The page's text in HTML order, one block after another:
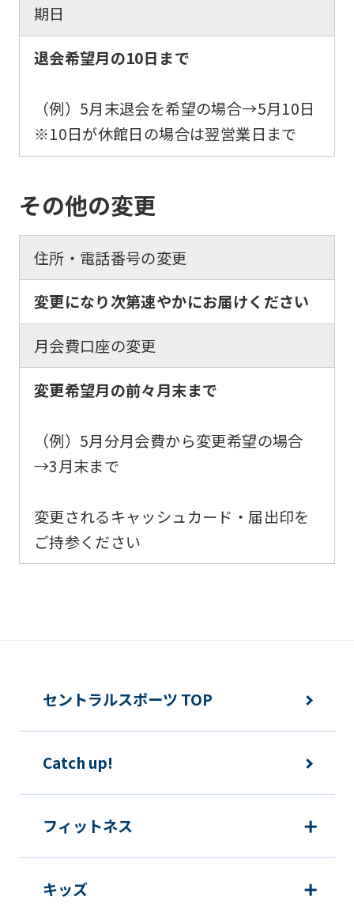
期日
退会希望月の10日まで
（例）5月末退会を希望の場合→5月10日
※10日が休館日の場合は翌営業日まで
その他の変更
住所・電話番号の変更
変更になり次第速やかにお届けください
月会費口座の変更
変更希望月の前々月末まで
（例）5月分月会費から変更希望の場合
→3月末まで
変更されるキャッシュカード・届出印を
ご持参ください
an
automatic
service,
the
this
website
will
mechanically,
so
may
an
translation.
may
from
We
セントラルスポーツ TOP
Catch up!
フィットネス
キッズ